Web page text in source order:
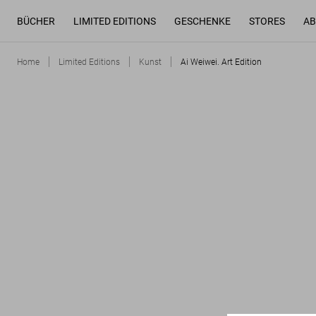
BÜCHER LIMITED EDITIONS GESCHENKE STORES
Home Limited Editions Kunst Ai Weiwei. Art Edition